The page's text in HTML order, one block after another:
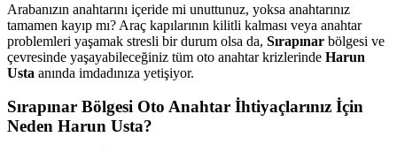
Arabanızın anahtarını içeride mi unuttunuz, yoksa anahtarınız
tamamen kayıp mı? Araç kapılarının kilitli kalması veya anahtar
problemleri yaşamak stresli bir durum olsa da, Sırapınar bölgesi ve
çevresinde yaşayabileceğiniz tüm oto anahtar krizlerinde Harun
Usta anında imdadınıza yetişiyor.
Sırapınar Bölgesi Oto Anahtar İhtiyaçlarınız İçin
Neden Harun Usta?